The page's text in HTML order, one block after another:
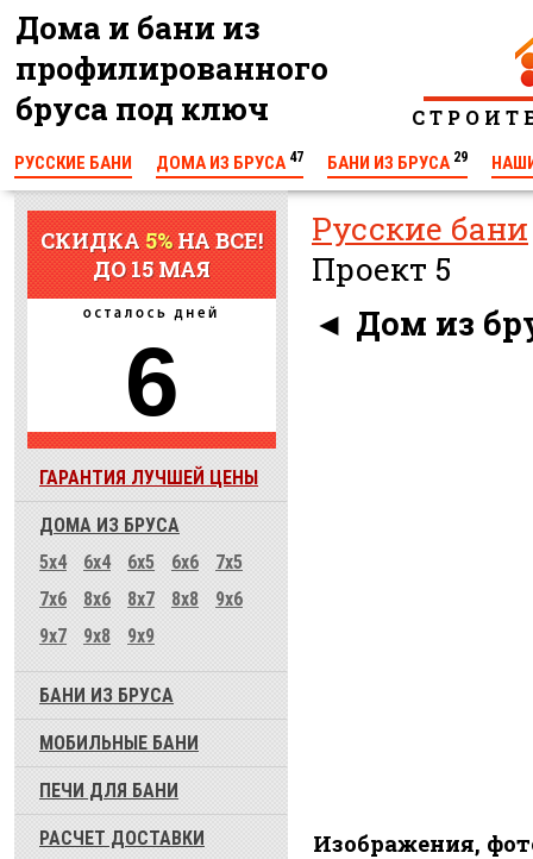
Дома и бани из
профилированного
бруса под ключ
С Т Р О И
РУССКИЕ БАНИ ДОМА ИЗ БРУСА 47 БАНИ ИЗ БРУСА 29
СКИДКА5%НА ВСЕ!
ДО 15 МАЯ
6
ГАРАНТИЯ ЛУЧШЕЙ ЦЕНЫ
ДОМА ИЗ БРУСА
5x4
6x4 6x5 6x6
7x5
7x6
8x6 8x7 8x8
9x6
9x7
9x8 9x9
БАНИ ИЗ БРУСА
МОБИЛЬНЫЕ БАНИ
ПЕЧИ ДЛЯ БАНИ
РАСЧЕТ ДОСТАВКИ
Русские бани
Проект 5
◄ Дом из
Изображения,